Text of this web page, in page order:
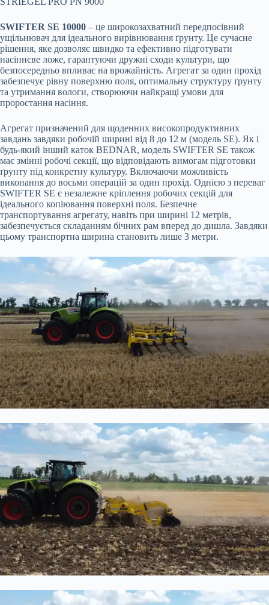
SWIFTER SE 10000 – це широкозахватний передпосівний
ущільнювач для ідеального вирівнювання ґрунту. Це сучасне
рішення, яке дозволяє швидко та ефективно підготувати
насіннєве ложе, гарантуючи дружні сходи культури, що
безпосередньо впливає на врожайність. Агрегат за один прохід
забезпечує рівну поверхню поля, оптимальну структуру ґрунту
та утримання вологи, створюючи найкращі умови для
проростання насіння.
Агрегат призначений для щоденних високопродуктивних
завдань завдяки робочій ширині від 8 до 12 м (модель SE). Як і
будь-який інший каток BEDNAR, модель SWIFTER SE також
має змінні робочі секції, що відповідають вимогам підготовки
ґрунту під конкретну культуру. Включаючи можливість
виконання до восьми операцій за один прохід. Однією з переваг
SWIFTER SE є незалежне кріплення робочих секцій для
ідеального копіювання поверхні поля. Безпечне
транспортування агрегату, навіть при ширині 12 метрів,
забезпечується складанням бічних рам вперед до дишла. Завдяки
цьому транспортна ширина становить лише 3 метри.